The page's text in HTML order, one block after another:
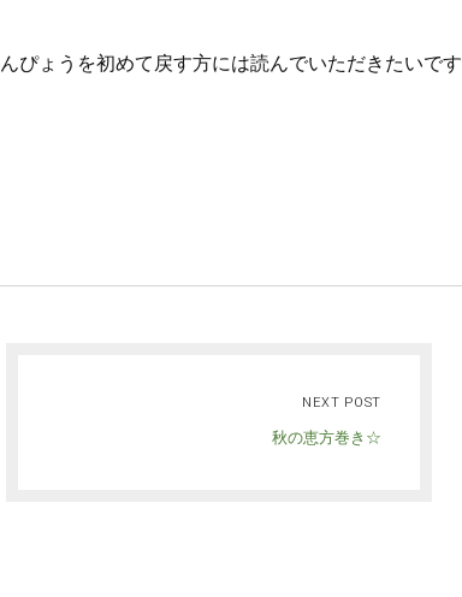
ぴょうを初めて戻す方には読んでいただきたいです
NEXT POST
秋の恵方巻き☆